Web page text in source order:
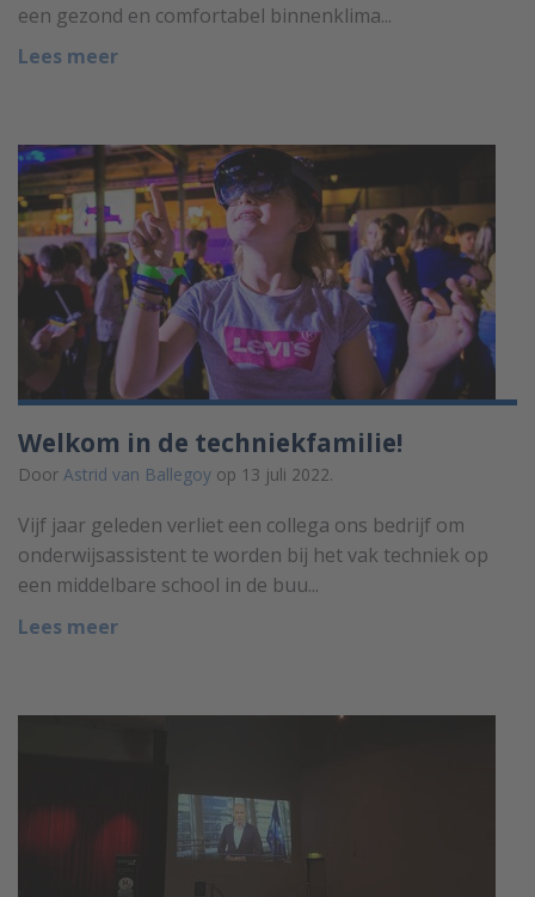
een gezond en comfortabel binnenklima...
Lees meer
Welkom in de techniekfamilie!
Door Astrid van Ballegoy op 13 juli 2022.
Vijf jaar geleden verliet een collega ons bedrijf om
onderwijsassistent te worden bij het vak techniek op
een middelbare school in de buu...
Lees meer